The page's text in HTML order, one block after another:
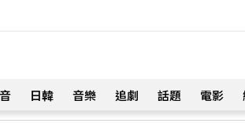
日韓 音樂 追劇 話題 電影